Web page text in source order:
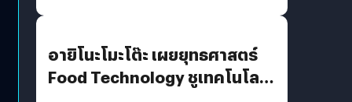
อายิโนะโมะโต๊ะ เผยยุทธศาสตร์
Food Technology ชูเทคโนโลยี